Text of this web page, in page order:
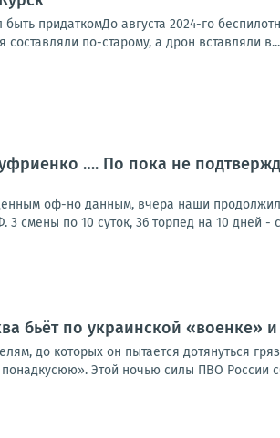
придаткомДо августа 2024-го
по-старому, а дрон вставляли в...
…. По пока не
оф-но данным, вчера наши
смены по 10 суток, 36 торпед на 10 дней -
бьёт по украинской «военке»
до которых он пытается дотянуться
понадкусюю». Этой ночью силы ПВО России